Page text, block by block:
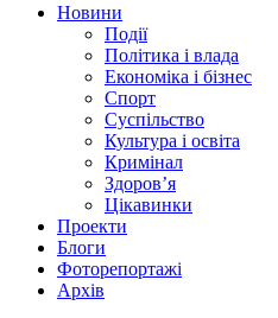
Новини
Події
Політика і влада
Економіка і бізнес
Спорт
Суспільство
Культура і освіта
Кримінал
Здоров’я
Цікавинки
Проекти
Блоги
Фоторепортажі
Архів